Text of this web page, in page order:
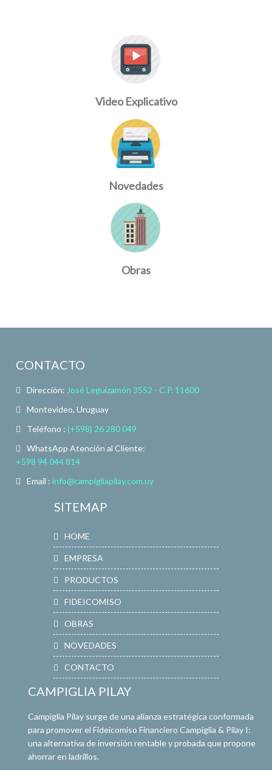
Video Explicativo
Novedades
Obras
CONTACTO
Dirección: José Leguizamón 3552 - C.P. 11600
Montevideo, Uruguay
Teléfono : (+598) 26 280 049
WhatsApp Atención al Cliente:
+598 94 044 814
Email :info@campigliapilay.com.uy
SITEMAP
HOME
EMPRESA
PRODUCTOS
FIDEICOMISO
OBRAS
NOVEDADES
CONTACTO
CAMPIGLIA PILAY
Campiglia Pilay surge de una alianza estratégica conformada
para promover el Fideicomiso Financiero Campiglia & Pilay I:
una alternativa de inversión rentable y probada que propone
ahorrar en ladrillos.